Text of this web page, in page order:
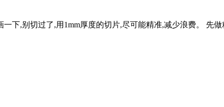
下,别切过了,用1mm厚度的切片,尽可能精准,减少浪费。 先